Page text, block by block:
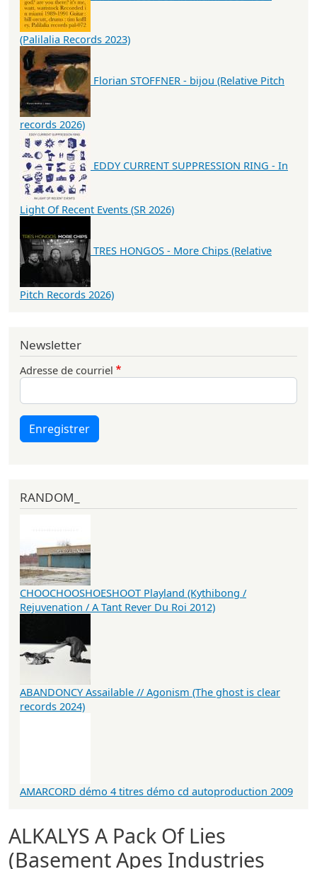
ALKALYS A Pack Of Lies
(Basement Apes Industries
(Palilalia Records 2023)
Florian STOFFNER - bijou (Relative Pitch
records 2026)
EDDY CURRENT SUPPRESSION RING - In
Light Of Recent Events (SR 2026)
TRES HONGOS - More Chips (Relative
Pitch Records 2026)
Newsletter
Adresse de courriel
Enregistrer
RANDOM_
CHOOCHOOSHOESHOOT Playland (Kythibong /
Rejuvenation / A Tant Rever Du Roi 2012)
ABANDONCY Assailable // Agonism (The ghost is clear
records 2024)
AMARCORD démo 4 titres démo cd autoproduction 2009